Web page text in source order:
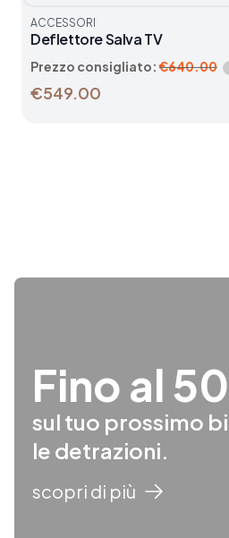
ACCESSORI
Deflettore Salva TV
Prezzo consigliato:€640.00
€549.00
Fino al
sul tuo prossimo
le detrazioni.
scopri di più